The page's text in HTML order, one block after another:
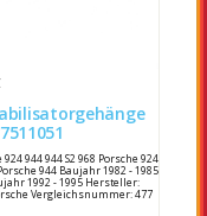
944 968 477511051
944 944 S2 968 Porsche 924
944 Baujahr 1982 - 1985
1992 - 1995 Hersteller:
Vergleichsnummer: 477